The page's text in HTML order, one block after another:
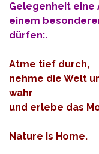
Gelegenheit eine
einem
dürfen:.
Atme tief durch,
nehme die Welt
wahr
und erlebe das
Nature is Home.